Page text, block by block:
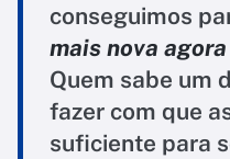
conseguimos
mais nova
Quem sabe um
fazer com que
suficiente para